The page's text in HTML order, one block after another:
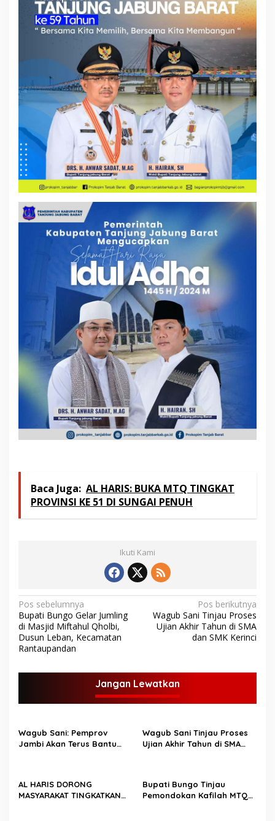
Baca Juga: AL HARIS: BUKA MTQ TINGKAT
PROVINSI KE 51 DI SUNGAI PENUH
Ikuti Kami
N
a
v
g
s
i
p
s
Pos sebelumnya
Bupati Bungo Gelar Jumling
di Masjid Miftahul Qholbi,
Dusun Leban, Kecamatan
Rantaupandan
Pos berikutnya
Wagub Sani Tinjau Proses
Ujian Akhir Tahun di SMA
dan SMK Kerinci
Jangan Lewatkan
Wagub Sani: Pemprov
Jambi Akan Terus Bantu
Wagub Sani Tinjau Proses
Ujian Akhir Tahun di SMA
AL HARIS DORONG
MASYARAKAT TINGKATKAN
Bupati Bungo Tinjau
Pemondokan Kafilah MTQ